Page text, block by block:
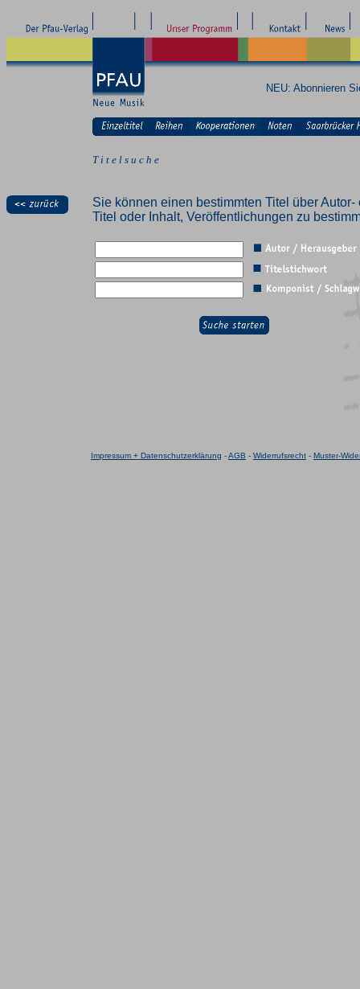
NEU: Abonnieren
T i t e l s u c h e
Sie können einen bestimmten Titel über
Titel oder Inhalt, Veröffentlichungen zu
Impressum + Datenschutzerklärung -AGB - Widerrufsrecht - Muster-